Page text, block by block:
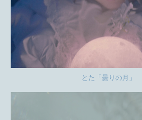
とた「曇りの月」